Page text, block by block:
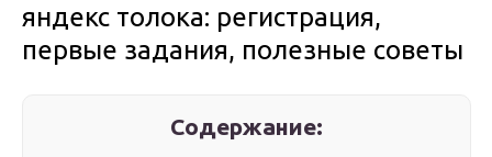
яндекс толока: регистрация,
первые задания, полезные советы
Содержание: